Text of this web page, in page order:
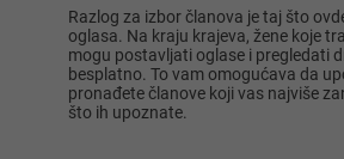
Razlog za izbor članova je taj što
oglasa. Na kraju krajeva, žene koje
mogu postavljati oglase i pregledati
besplatno. To vam omogućava da
pronađete članove koji vas najviše
što ih upoznate.